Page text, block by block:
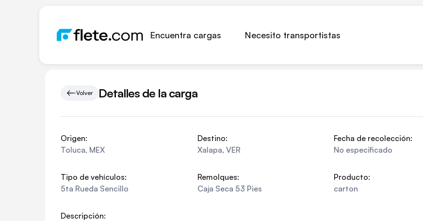
Encuentra cargas Necesito transportistas
Volver Detalles de la carga
Origen:
Toluca, MEX
Destino:
Xalapa, VER
Fecha de recolección:
No especificado
Tipo de vehículos:
5ta Rueda Sencillo
Remolques:
Caja Seca 53 Pies
Producto:
carton
Descripción: